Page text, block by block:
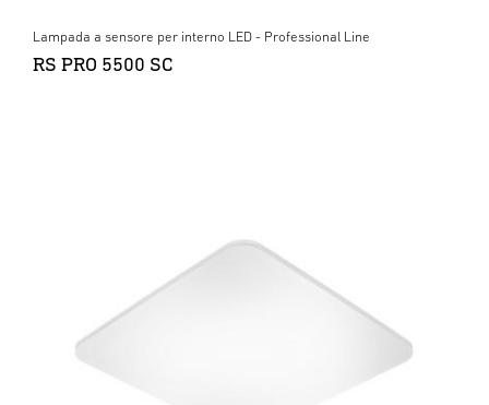
Lampada a sensore per interno LED - Professional Line
RS PRO 5500 SC